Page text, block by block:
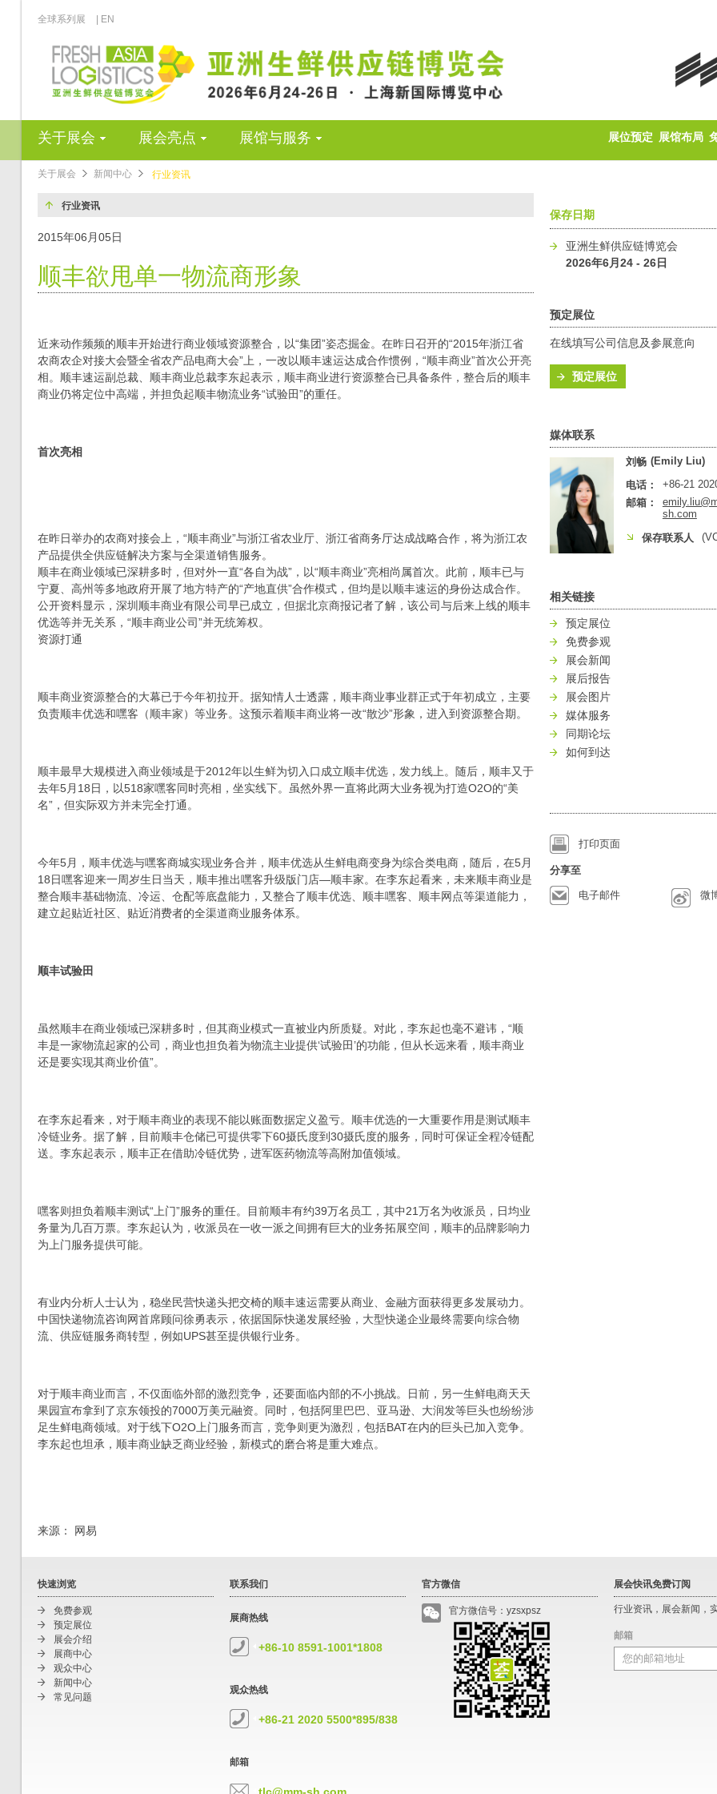
全球系列展 | EN
关于展会 展会亮点 展馆与服务 展位预定 展馆布局
关于展会 新闻中心 行业资讯
行业资讯
2015年06月05日
顺丰欲甩单一物流商形象
近来动作频频的顺丰开始进行商业领域资源整合，以“集团”姿态掘金。在昨日召开的“2015年浙江省
农商农企对接大会暨全省农产品电商大会”上，一改以顺丰速运达成合作惯例，“顺丰商业”首次公开亮
相。顺丰速运副总裁、顺丰商业总裁李东起表示，顺丰商业进行资源整合已具备条件，整合后的顺丰
商业仍将定位中高端，并担负起顺丰物流业务“试验田”的重任。
首次亮相
在昨日举办的农商对接会上，“顺丰商业”与浙江省农业厅、浙江省商务厅达成战略合作，将为浙江农
产品提供全供应链解决方案与全渠道销售服务。
顺丰在商业领域已深耕多时，但对外一直“各自为战”，以“顺丰商业”亮相尚属首次。此前，顺丰已与
宁夏、高州等多地政府开展了地方特产的“产地直供”合作模式，但均是以顺丰速运的身份达成合作。
公开资料显示，深圳顺丰商业有限公司早已成立，但据北京商报记者了解，该公司与后来上线的顺丰
优选等并无关系，“顺丰商业公司”并无统筹权。
资源打通
顺丰商业资源整合的大幕已于今年初拉开。据知情人士透露，顺丰商业事业群正式于年初成立，主要
负责顺丰优选和嘿客（顺丰家）等业务。这预示着顺丰商业将一改“散沙”形象，进入到资源整合期。
顺丰最早大规模进入商业领域是于2012年以生鲜为切入口成立顺丰优选，发力线上。随后，顺丰又于
去年5月18日，以518家嘿客同时亮相，坐实线下。虽然外界一直将此两大业务视为打造O2O的“美
名”，但实际双方并未完全打通。
今年5月，顺丰优选与嘿客商城实现业务合并，顺丰优选从生鲜电商变身为综合类电商，随后，在5月
18日嘿客迎来一周岁生日当天，顺丰推出嘿客升级版门店—顺丰家。在李东起看来，未来顺丰商业是
整合顺丰基础物流、冷运、仓配等底盘能力，又整合了顺丰优选、顺丰嘿客、顺丰网点等渠道能力，
建立起贴近社区、贴近消费者的全渠道商业服务体系。
顺丰试验田
虽然顺丰在商业领域已深耕多时，但其商业模式一直被业内所质疑。对此，李东起也毫不避讳，“顺
丰是一家物流起家的公司，商业也担负着为物流主业提供‘试验田’的功能，但从长远来看，顺丰商业
还是要实现其商业价值”。
在李东起看来，对于顺丰商业的表现不能以账面数据定义盈亏。顺丰优选的一大重要作用是测试顺丰
冷链业务。据了解，目前顺丰仓储已可提供零下60摄氏度到30摄氏度的服务，同时可保证全程冷链配
送。李东起表示，顺丰正在借助冷链优势，进军医药物流等高附加值领域。
嘿客则担负着顺丰测试“上门”服务的重任。目前顺丰有约39万名员工，其中21万名为收派员，日均业
务量为几百万票。李东起认为，收派员在一收一派之间拥有巨大的业务拓展空间，顺丰的品牌影响力
为上门服务提供可能。
有业内分析人士认为，稳坐民营快递头把交椅的顺丰速运需要从商业、金融方面获得更多发展动力。
中国快递物流咨询网首席顾问徐勇表示，依据国际快递发展经验，大型快递企业最终需要向综合物
流、供应链服务商转型，例如UPS甚至提供银行业务。
对于顺丰商业而言，不仅面临外部的激烈竞争，还要面临内部的不小挑战。日前，另一生鲜电商天天
果园宣布拿到了京东领投的7000万美元融资。同时，包括阿里巴巴、亚马逊、大润发等巨头也纷纷涉
足生鲜电商领域。对于线下O2O上门服务而言，竞争则更为激烈，包括BAT在内的巨头已加入竞争。
李东起也坦承，顺丰商业缺乏商业经验，新模式的磨合将是重大难点。
来源： 网易
保存日期
亚洲生鲜供应链博览会
2026年6月24 - 26日
预定展位
在线填写公司信息及参展意向
预定展位
媒体联系
刘畅 (Emily Liu)
电话：
+86-21
邮箱：
sh.com
保存联系人
相关链接
预定展位
免费参观
展会新闻
展后报告
展会图片
媒体服务
同期论坛
如何到达
打印页面
分享至
电子邮件 微
快速浏览
免费参观
预定展位
展会介绍
展商中心
观众中心
新闻中心
常见问题
联系我们
展商热线
+86-10 8591-1001*1808
观众热线
+86-21 2020 5500*895/838
邮箱
tlc@mm-sh.com
官方微信
官方微信号：yzsxpsz
展会快讯免费订阅
行业资讯，展会新闻，
邮箱